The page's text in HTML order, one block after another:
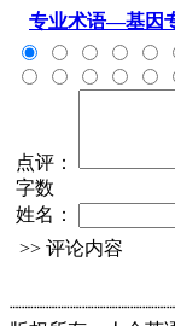
专业术语—基因
点评：
字数
姓名：
>> 评论内容